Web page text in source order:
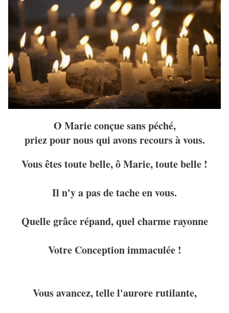
O Marie conçue sans péché,
priez pour nous qui avons recours à vous.
Vous êtes toute belle, ô Marie, toute belle !
Il n'y a pas de tache en vous.
Quelle grâce répand, quel charme rayonne
Votre Conception immaculée !
Vous avancez, telle l'aurore rutilante,